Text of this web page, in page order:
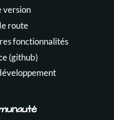
version
route
fonctionnalités
(github)